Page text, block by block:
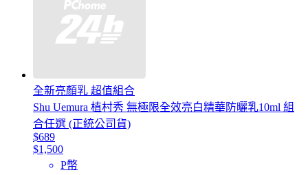
全新亮顏乳 超值組合
Shu Uemura 植村秀 無極限全效亮白精華防曬乳10ml 組
合任選 (正統公司貨)
$689
$1,500
P幣